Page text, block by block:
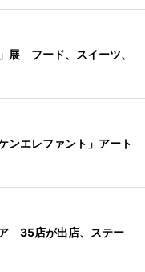
展 フード、スイーツ、
ンエレファント」アート
35店が出店、ステー